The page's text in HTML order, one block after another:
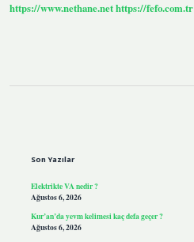
https://www.nethane.nethttps://fefo.com.tr
Son Yazılar
Elektrikte VA nedir ?
Ağustos 6, 2026
Kur’an’da yevm kelimesi kaç defa geçer ?
Ağustos 6, 2026